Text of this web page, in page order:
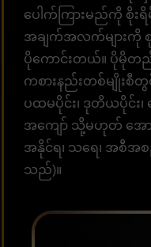
ပေါက်ကြားမည်ကို စို
အချက်အလက်များကို
ပိုကောင်းတယ်။ ပိုမိုတည်
ကစားနည်းတစ်မျိုးစီတွ
ပထမပိုင်း၊ ဒုတိယပိုင်း
အကျော် သို့မဟုတ် အော
အနိုင်ရ၊ သရေ၊ အစီအ
သည်)။